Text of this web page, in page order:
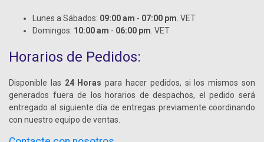
Lunes a Sábados: 09:00 am - 07:00 pm . VET
Domingos: 10:00 am - 06:00 pm . VET
Horarios de Pedidos:
Disponible las 24 Horas para hacer pedidos, si los mismos son
generados fuera de los horarios de despachos, el pedido será
entregado al siguiente día de entregas previamente coordinando
con nuestro equipo de ventas.